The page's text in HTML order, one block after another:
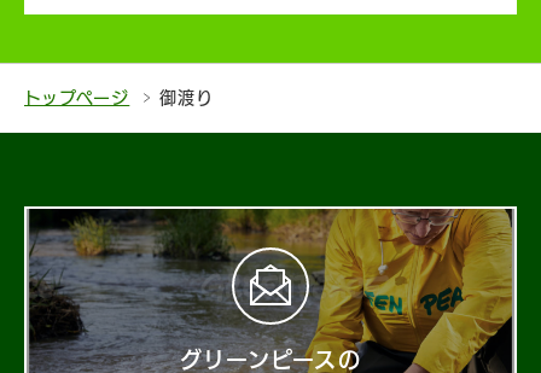
トップページ 御渡り
グリーンピースの